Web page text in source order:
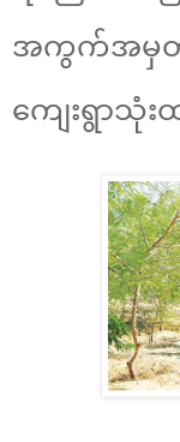
အကွက်အမှတ် (
ကျေးရွာသုံး